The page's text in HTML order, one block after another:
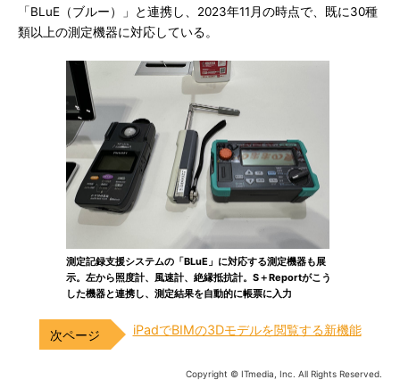
「BLuE（ブルー）」と連携し、2023年11月の時点で、既に30種
類以上の測定機器に対応している。
測定記録支援システムの「BLuE」に対応する測定機器も展
示。左から照度計、風速計、絶縁抵抗計。S＋Reportがこう
した機器と連携し、測定結果を自動的に帳票に入力
iPadでBIMの3Dモデルを閲覧する新機能
Copyright © ITmedia, Inc. All Rights Reserved.